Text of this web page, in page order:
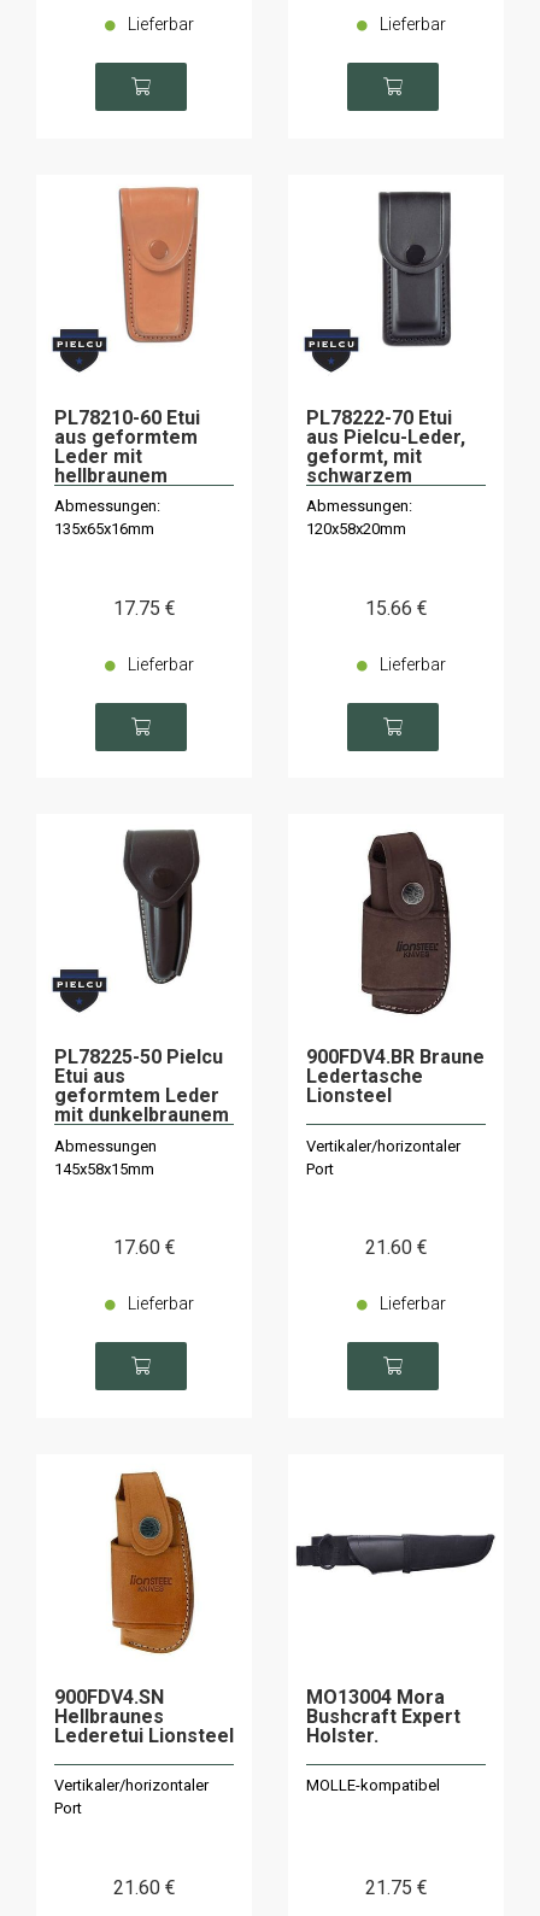
Lieferbar Lieferbar
PL78210-60 Etui
aus geformtem
Leder mit
hellbraunem
Innenfutter
Abmessungen:
135x65x16mm
17.75 €
Lieferbar
PL78222-70 Etui
aus Pielcu-Leder,
geformt, mit
schwarzem
Innenfutter
Abmessungen:
120x58x20mm
15.66 €
Lieferbar
PL78225-50 Pielcu
Etui aus
geformtem Leder
mit dunkelbraunem
Innenfutter
Abmessungen
145x58x15mm
17.60 €
Lieferbar
900FDV4.BR Braune
Ledertasche
Lionsteel
Vertikaler/horizontaler
Port
21.60 €
Lieferbar
900FDV4.SN
Hellbraunes
Lederetui Lionsteel
Vertikaler/horizontaler
Port
21.60 €
MO13004 Mora
Bushcraft Expert
Holster.
MOLLE-kompatibel
21.75 €